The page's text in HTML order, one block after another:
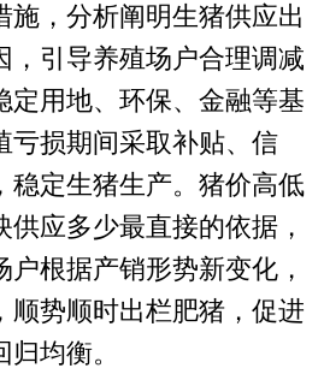
施，分析阐明生猪供应出
，引导养殖场户合理调减
定用地、环保、金融等基
亏损期间采取补贴、信
稳定生猪生产。猪价高低
应多少最直接的依据，
根据产销形势新变化，
顺势顺时出栏肥猪，促进
均衡。